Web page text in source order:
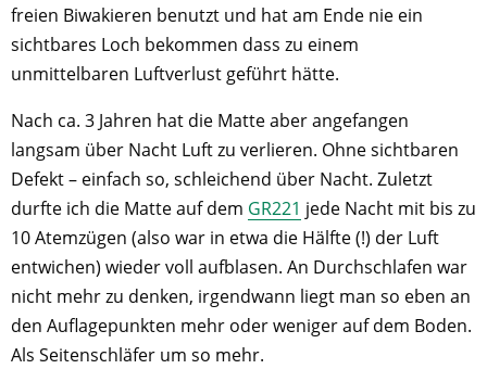
freien Biwakieren benutzt und hat am Ende nie ein
sichtbares Loch bekommen dass zu einem
unmittelbaren Luftverlust geführt hätte.
Nach ca. 3 Jahren hat die Matte aber angefangen
langsam über Nacht Luft zu verlieren. Ohne sichtbaren
Defekt – einfach so, schleichend über Nacht. Zuletzt
durfte ich die Matte auf dem GR221 jede Nacht mit bis zu
10 Atemzügen (also war in etwa die Hälfte (!) der Luft
entwichen) wieder voll aufblasen. An Durchschlafen war
nicht mehr zu denken, irgendwann liegt man so eben an
den Auflagepunkten mehr oder weniger auf dem Boden.
Als Seitenschläfer um so mehr.